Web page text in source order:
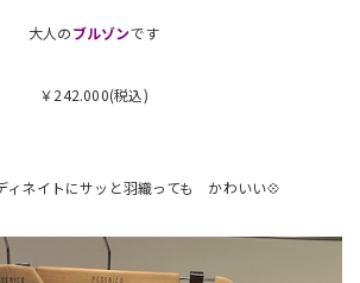
大人のブルゾンです
￥242.000(税込)
ネイトにサッと羽織っても かわいい💠